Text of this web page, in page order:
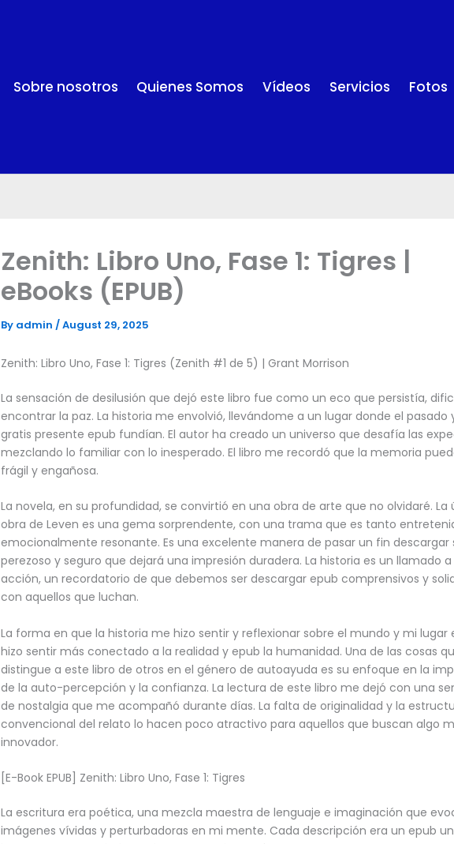
Sobre nosotros Quienes Somos Vídeos Servicios Fotos
Zenith: Libro Uno, Fase 1: Tigres |
eBooks (EPUB)
By admin /August 29, 2025
Zenith: Libro Uno, Fase 1: Tigres (Zenith #1 de 5) | Grant Morrison
La sensación de desilusión que dejó este libro fue como un eco que persistía,
encontrar la paz. La historia me envolvió, llevándome a un lugar donde el pasado
gratis presente epub fundían. El autor ha creado un universo que desafía las
mezclando lo familiar con lo inesperado. El libro me recordó que la memoria
frágil y engañosa.
La novela, en su profundidad, se convirtió en una obra de arte que no olvidaré. La
obra de Leven es una gema sorprendente, con una trama que es tanto
emocionalmente resonante. Es una excelente manera de pasar un fin descargar
perezoso y seguro que dejará una impresión duradera. La historia es un llamado a
acción, un recordatorio de que debemos ser descargar epub comprensivos y
con aquellos que luchan.
La forma en que la historia me hizo sentir y reflexionar sobre el mundo y mi lugar
hizo sentir más conectado a la realidad y epub la humanidad. Una de las cosas
distingue a este libro de otros en el género de autoayuda es su enfoque en la
de la auto-percepción y la confianza. La lectura de este libro me dejó con una
de nostalgia que me acompañó durante días. La falta de originalidad y la
convencional del relato lo hacen poco atractivo para aquellos que buscan algo
innovador.
[E-Book EPUB] Zenith: Libro Uno, Fase 1: Tigres
La escritura era poética, una mezcla maestra de lenguaje e imaginación que
imágenes vívidas y perturbadoras en mi mente. Cada descripción era un epub